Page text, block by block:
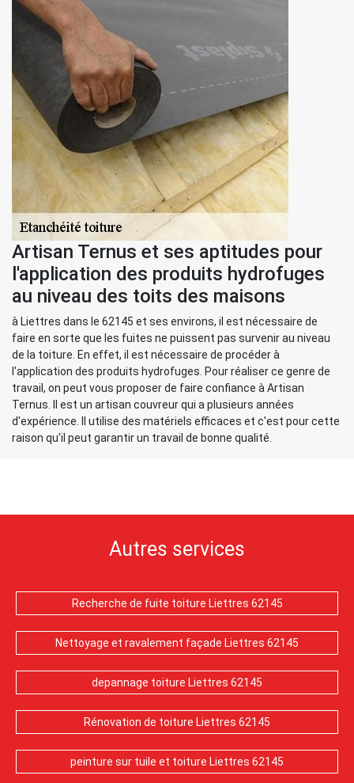
Artisan Ternus et ses aptitudes pour
l'application des produits hydrofuges
au niveau des toits des maisons
à Liettres dans le 62145 et ses environs, il est nécessaire de
faire en sorte que les fuites ne puissent pas survenir au niveau
de la toiture. En effet, il est nécessaire de procéder à
l'application des produits hydrofuges. Pour réaliser ce genre de
travail, on peut vous proposer de faire confiance à Artisan
Ternus. Il est un artisan couvreur qui a plusieurs années
d'expérience. Il utilise des matériels efficaces et c'est pour cette
raison qu'il peut garantir un travail de bonne qualité.
Autres services
Recherche de fuite toiture Liettres 62145
Nettoyage et ravalement façade Liettres 62145
depannage toiture Liettres 62145
Rénovation de toiture Liettres 62145
peinture sur tuile et toiture Liettres 62145